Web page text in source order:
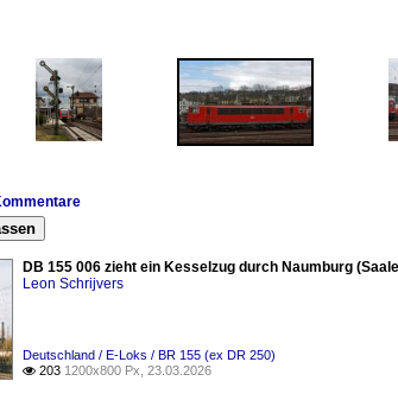
DB 155 006 zieht ein Kesselzug durch Naumburg
Leon Schrijvers
Deutschland / E-Loks / BR 155 (ex DR 250)
 203 1200x800 Px, 23.03.2026